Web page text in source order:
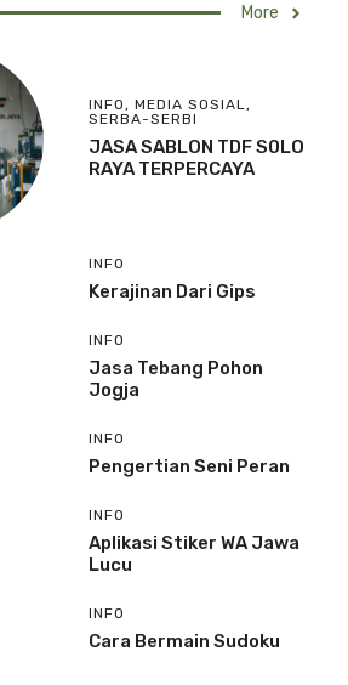
More
INFO, MEDIA SOSIAL,
SERBA-SERBI
JASA SABLON TDF S0LO
RAYA TERPERCAYA
INFO
Kerajinan Dari Gips
INFO
Jasa Tebang Pohon
Jogja
INFO
Pengertian Seni Peran
INFO
Aplikasi Stiker WA Jawa
Lucu
INFO
Cara Bermain Sudoku